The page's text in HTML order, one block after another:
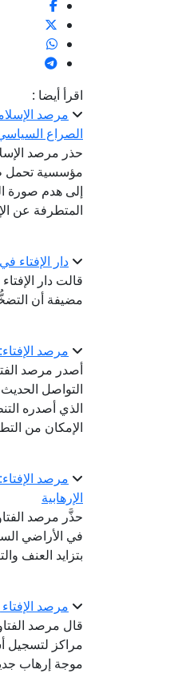
اقرأ أيضا :
مرصد
الصراع
حذر مرصد
مؤسسية تحمل
إلى هدم صورة
المتطرفة عن
دار الإفتاء
قالت دار
مضيفة أن
مرصد الإفتاء: ردًّا على إغلاق 26 ألف حساب
أصدر مرصد
الذي أصدره
الإمكان من
مرصد
الإرهابية
حذَّر مرصد
في الأراضي
بتزايد العنف
مرصد
قال مرصد
مراكز لتسجيل
موجة إرهاب